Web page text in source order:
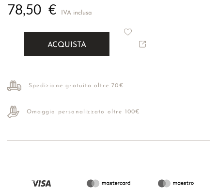
78,50 € IVA inclusa
ACQUISTA
Spedizione gratuita oltre 70€
Omaggio personalizzato oltre 100€